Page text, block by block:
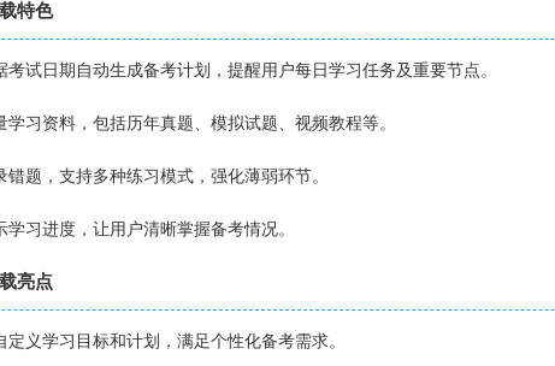
特色
考试日期自动生成备考计划，提醒用户每日学习任务及重要节点。
习资料，包括历年真题、模拟试题、视频教程等。
题，支持多种练习模式，强化薄弱环节。
习进度，让用户清晰掌握备考情况。
亮点
定义学习目标和计划，满足个性化备考需求。